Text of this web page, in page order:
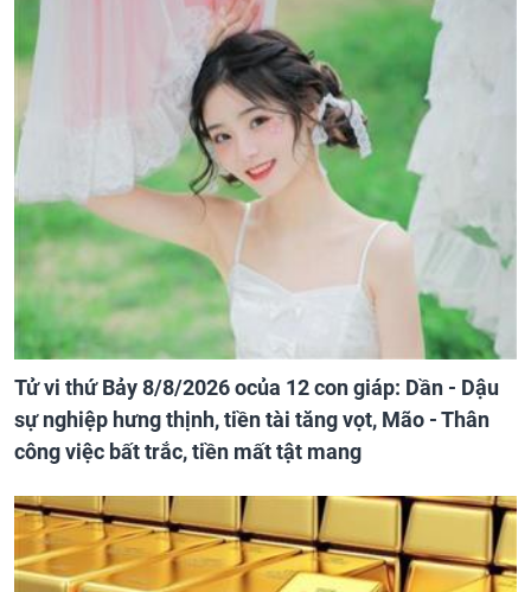
Tử vi thứ Bảy 8/8/2026 ocủa 12 con giáp: Dần - Dậu
sự nghiệp hưng thịnh, tiền tài tăng vọt, Mão - Thân
công việc bất trắc, tiền mất tật mang